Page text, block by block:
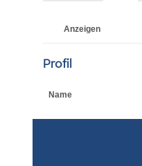
Anzeigen
Profil
Name